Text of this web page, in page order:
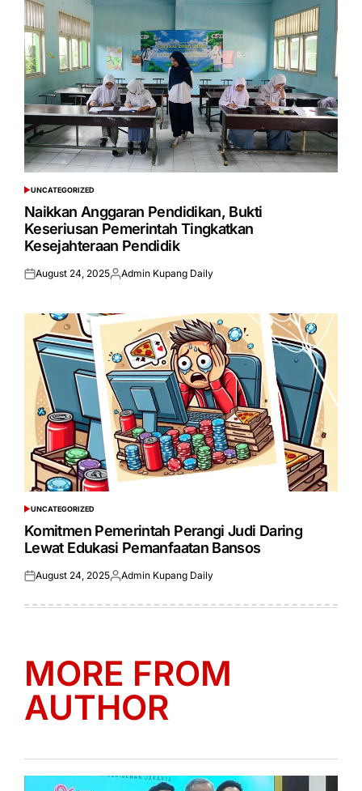
POSTED
IN
UNCATEGORIZED
Naikkan Anggaran Pendidikan, Bukti
Keseriusan Pemerintah Tingkatkan
Kesejahteraan Pendidik
Posted
August 24, 2025Posted
Admin Kupang Daily
POSTED
IN
UNCATEGORIZED
Komitmen Pemerintah Perangi Judi Daring
Lewat Edukasi Pemanfaatan Bansos
Posted
August 24, 2025Posted
Admin Kupang Daily
MORE FROM
AUTHOR